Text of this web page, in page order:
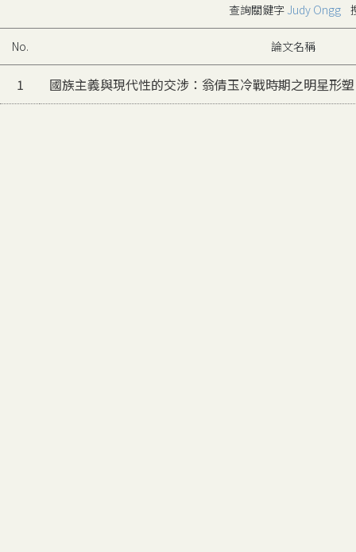
查詢關鍵字 Judy Ongg
No. 論文名稱
1 國族主義與現代性的交涉：翁倩玉冷戰時期之明星形塑